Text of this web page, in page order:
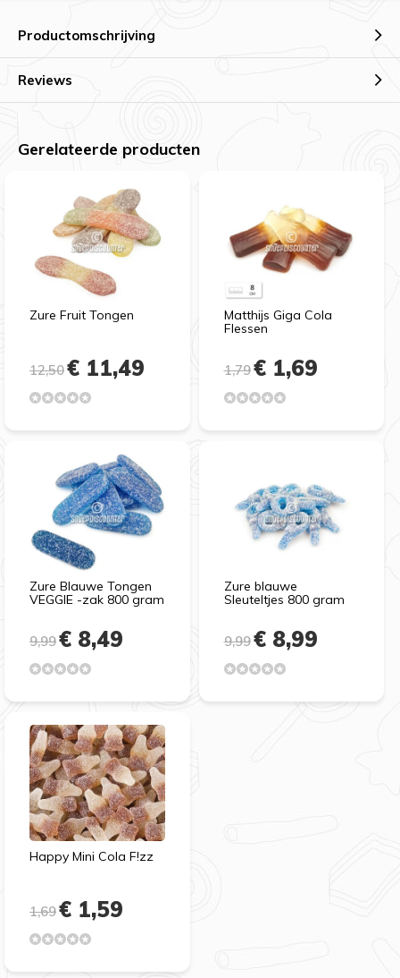
Productomschrijving
Reviews
Gerelateerde producten
Zure Fruit Tongen
12,50€ 11,49
Matthijs Giga Cola
Flessen
1,79€ 1,69
Zure Blauwe Tongen
VEGGIE -zak 800 gram
9,99€ 8,49
Zure blauwe
Sleuteltjes 800 gram
9,99€ 8,99
Happy Mini Cola F!zz
1,69€ 1,59